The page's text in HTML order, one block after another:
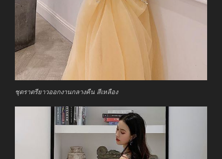
ชุดราตรียาวออกงานกลางคืน สีเหลือง